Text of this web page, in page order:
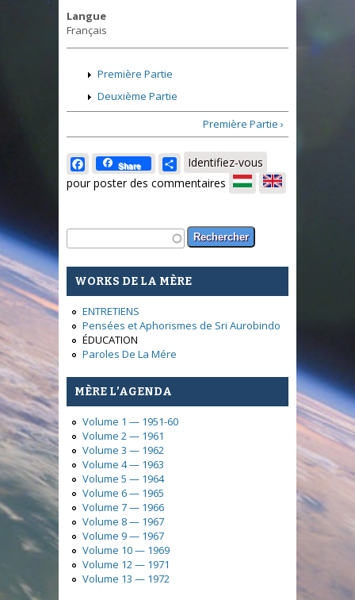
Langue
Français
Première Partie
Deuxième Partie
Première Partie ›
Facebook
Share Share
Identifiez-vous
pour poster des commentaires
Formulaire de recherche
Rechercher
WORKS DE LA MÈRE
ENTRETIENS
Pensées et Aphorismes de Sri Aurobindo
ÉDUCATION
Paroles De La Mére
MÈRE L’AGENDA
Volume 1 — 1951-60
Volume 2 — 1961
Volume 3 — 1962
Volume 4 — 1963
Volume 5 — 1964
Volume 6 — 1965
Volume 7 — 1966
Volume 8 — 1967
Volume 9 — 1967
Volume 10 — 1969
Volume 12 — 1971
Volume 13 — 1972